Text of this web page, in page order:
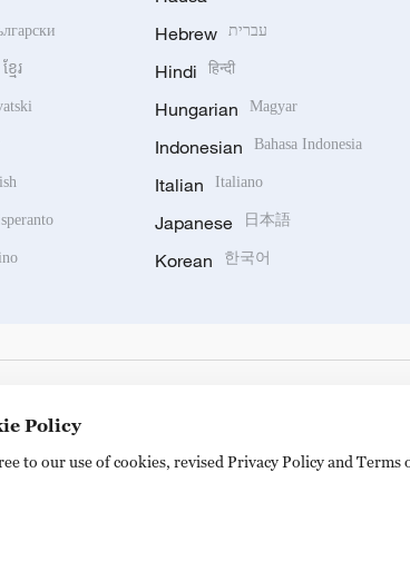
ខ្មែរ
Hebrew עברית
Hindi हिन्दी
Hungarian Magyar
Indonesian Bahasa Indonesia
Italian Italiano
Japanese 日本語
Korean 한국어
号
Policy
to our use of cookies, revised Privacy Policy and Terms